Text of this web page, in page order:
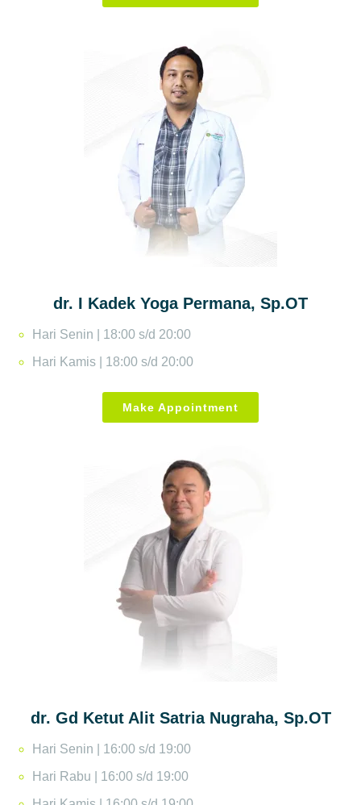
dr. I Kadek Yoga Permana, Sp.OT
Hari Senin | 18:00 s/d 20:00
Hari Kamis | 18:00 s/d 20:00
Make Appointment
dr. Gd Ketut Alit Satria Nugraha, Sp.OT
Hari Senin | 16:00 s/d 19:00
Hari Rabu | 16:00 s/d 19:00